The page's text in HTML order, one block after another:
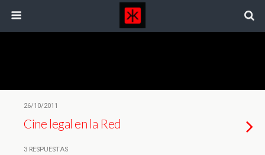
26/10/2011
Cine legal en la Red
3 RESPUESTAS